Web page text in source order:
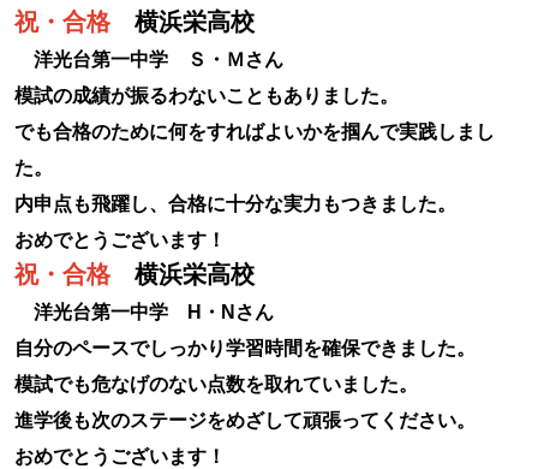
祝・合格 横浜栄高校
洋光台第一中学 Ｓ・Ｍさん
模試の成績が振るわないこともありました。
でも合格のために何をすればよいかを掴んで実践しまし
た。
内申点も飛躍し、合格に十分な実力もつきました。
おめでとうございます！
祝・合格 横浜栄高校
洋光台第一中学 H・Nさん
自分のペースでしっかり学習時間を確保できました。
模試でも危なげのない点数を取れていました。
進学後も次のステージをめざして頑張ってください。
おめでとうございます！